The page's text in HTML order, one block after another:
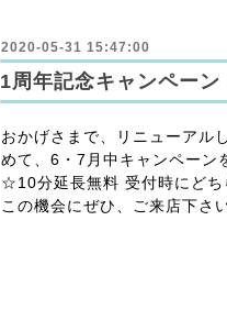
2020-05-31 15:47:00
1周年記念キャンペーン
おかげさまで、リニューアル
めて、6・7月中キャンペー
☆10分延長無料 受付時にどち
この機会にぜひ、ご来店下さ